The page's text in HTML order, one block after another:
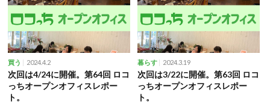
買う 2024.4.2
次回は4/24に開催。第64回 ロコ
っちオープンオフィスレポー
ト。
暮らす 2024.3.19
次回は3/22に開催。第63回 ロコ
っちオープンオフィスレポー
ト。